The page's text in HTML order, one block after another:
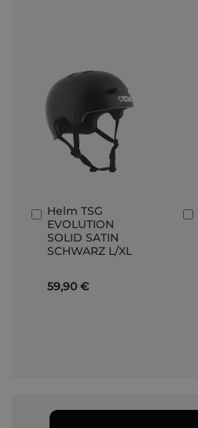
Helm TSG
EVOLUTION
SOLID SATIN
SCHWARZ L/XL
59,90 €
In
den
Warenkorb